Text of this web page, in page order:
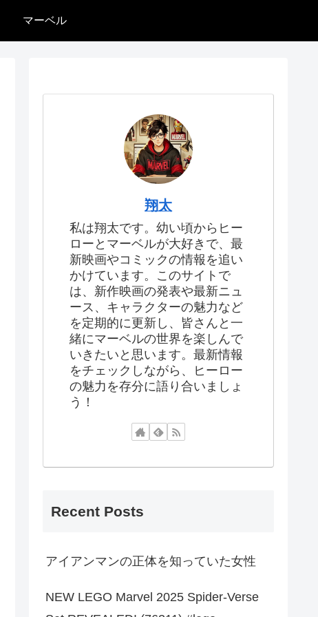
マーベル
翔太
私は翔太です。幼い頃からヒー
ローとマーベルが大好きで、最
新映画やコミックの情報を追い
かけています。このサイトで
は、新作映画の発表や最新ニュ
ース、キャラクターの魅力など
を定期的に更新し、皆さんと一
緒にマーベルの世界を楽しんで
いきたいと思います。最新情報
をチェックしながら、ヒーロー
の魅力を存分に語り合いましょ
う！
Recent Posts
アイアンマンの正体を知っていた女性
NEW LEGO Marvel 2025 Spider-Verse